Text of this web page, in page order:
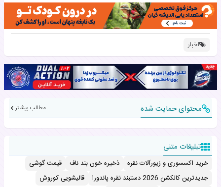
اخبار
محتوای حمایت شده مطالب بیشتر
تبلیغات متنی
خرید اکسسوری و زیورآلات نقره ذخیره خون بند ناف
قیمت گوشی
جدیدترین کالکشن 2026 دستبند نقره پاندورا
قالیشویی کوروش